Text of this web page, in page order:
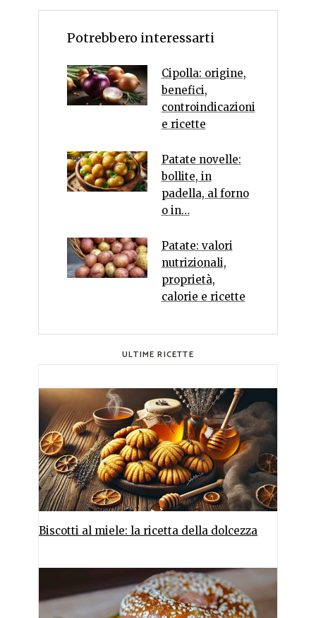
Potrebbero interessarti
Cipolla: origine,
benefici,
controindicazioni
e ricette
Patate novelle:
bollite, in
padella, al forno
o in…
Patate: valori
nutrizionali,
proprietà,
calorie e ricette
ULTIME RICETTE
Biscotti al miele: la ricetta della dolcezza